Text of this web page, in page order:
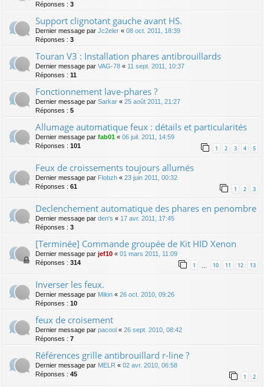
Réponses : 3
Support clignotant gauche avant HS.
Dernier message par Jc2eler « 08 oct. 2011, 18:39
Réponses : 3
Touran V3 : Installation phares antibrouillards
Dernier message par VAG-78 « 11 sept. 2011, 10:37
Réponses : 11
Fonctionnement lave-phares ?
Dernier message par Sarkar « 25 août 2011, 21:27
Réponses : 5
Allumage automatique feux : détails et particularités
Dernier message par fab01 « 06 juil. 2011, 14:59
Réponses : 101 1 2 3 4 5
Feux de croissements toujours allumés
Dernier message par Flobzh « 23 juin 2011, 00:32
Réponses : 61 1 2 3
Declenchement automatique des phares en penombre
Dernier message par den's « 17 avr. 2011, 17:45
Réponses : 3
[Terminée] Commande groupée de Kit HID Xenon
Dernier message par jef10 « 01 mars 2011, 11:09
Réponses : 314 1 … 10 11 12 13
Inverser les feux.
Dernier message par Milon « 26 oct. 2010, 09:26
Réponses : 10
feux de croisement
Dernier message par pacool « 26 sept. 2010, 08:42
Réponses : 7
Références grille antibrouillard r-line ?
Dernier message par MELR « 02 avr. 2010, 06:58
Réponses : 45 1 2